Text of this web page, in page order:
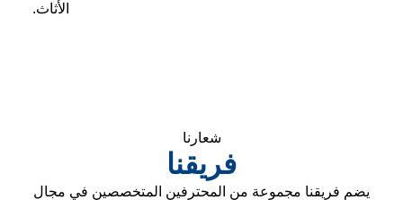
الأثاث.
شعارنا
فريقنا
يضم فريقنا مجموعة من المحترفين المتخصصين في مجال